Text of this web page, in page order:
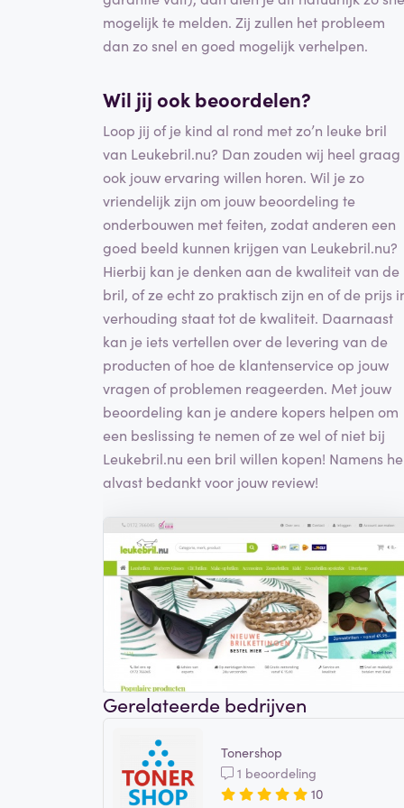
mogelijk te melden. Zij zullen het probleem
dan zo snel en goed mogelijk verhelpen.
Wil jij ook beoordelen?
Loop jij of je kind al rond met zo’n leuke bril
van Leukebril.nu? Dan zouden wij heel graag
ook jouw ervaring willen horen. Wil je zo
vriendelijk zijn om jouw beoordeling te
onderbouwen met feiten, zodat anderen een
goed beeld kunnen krijgen van Leukebril.nu?
Hierbij kan je denken aan de kwaliteit van de
bril, of ze echt zo praktisch zijn en of de prijs
verhouding staat tot de kwaliteit. Daarnaast
kan je iets vertellen over de levering van de
producten of hoe de klantenservice op jouw
vragen of problemen reageerden. Met jouw
beoordeling kan je andere kopers helpen om
een beslissing te nemen of ze wel of niet bij
Leukebril.nu een bril willen kopen! Namens
alvast bedankt voor jouw review!
Gerelateerde bedrijven
Tonershop
1 beoordeling
10